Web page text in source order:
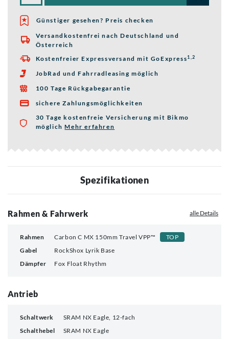
Günstiger gesehen? Preis checken

Versandkostenfrei nach Deutschland und
Österreich
 Kostenfreier Expressversand mit GoExpress1,2
 JobRad und Fahrradleasing möglich
 100 Tage Rückgabegarantie

sichere Zahlungsmöglichkeiten
30 Tage kostenfreie Versicherung mit Bikmo
möglichMehr erfahren
Spezifikationen
Rahmen & Fahrwerk alle Details
Rahmen Carbon C MX 150mm Travel VPP™
TOP
Gabel
RockShox Lyrik Base
Dämpfer
Fox Float Rhythm
Antrieb
Schaltwerk
SRAM NX Eagle, 12-fach
Schalthebel
SRAM NX Eagle